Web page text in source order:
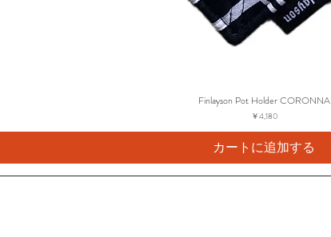
Finlayson Pot Holder CORONNA
価格
￥4,180
カートに追加する